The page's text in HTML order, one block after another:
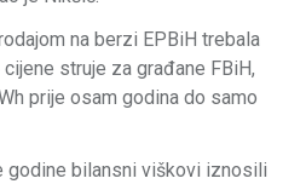
na berzi EPBiH trebala
struje za građane FBiH,
prije osam godina do samo
godine bilansni viškovi iznosili